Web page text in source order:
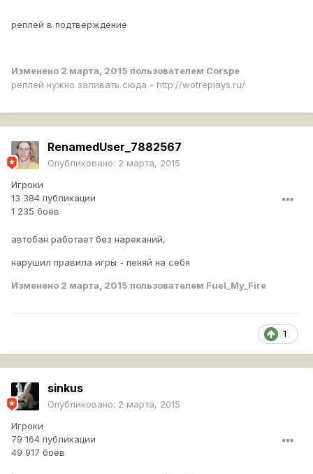
реплей в подтверждение
Изменено 2 марта, 2015 пользователем Corspe
реплей нужно заливать сюда - http://wotreplays.ru/
RenamedUser_7882567
Опубликовано: 2 марта, 2015
Игроки
13 384 публикации
1 235 боёв
автобан работает без нареканий,
нарушил правила игры - пеняй на себя
Изменено 2 марта, 2015 пользователем Fuel_My_Fire
1
sinkus
Опубликовано: 2 марта, 2015
Игроки
79 164 публикации
49 917 боёв